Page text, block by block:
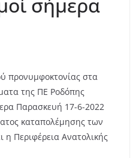
προνυμφοκτονίας στα
της ΠΕ Ροδόπης
Παρασκευή 17-6-2022
καταπολέμησης των
Περιφέρεια Ανατολικής